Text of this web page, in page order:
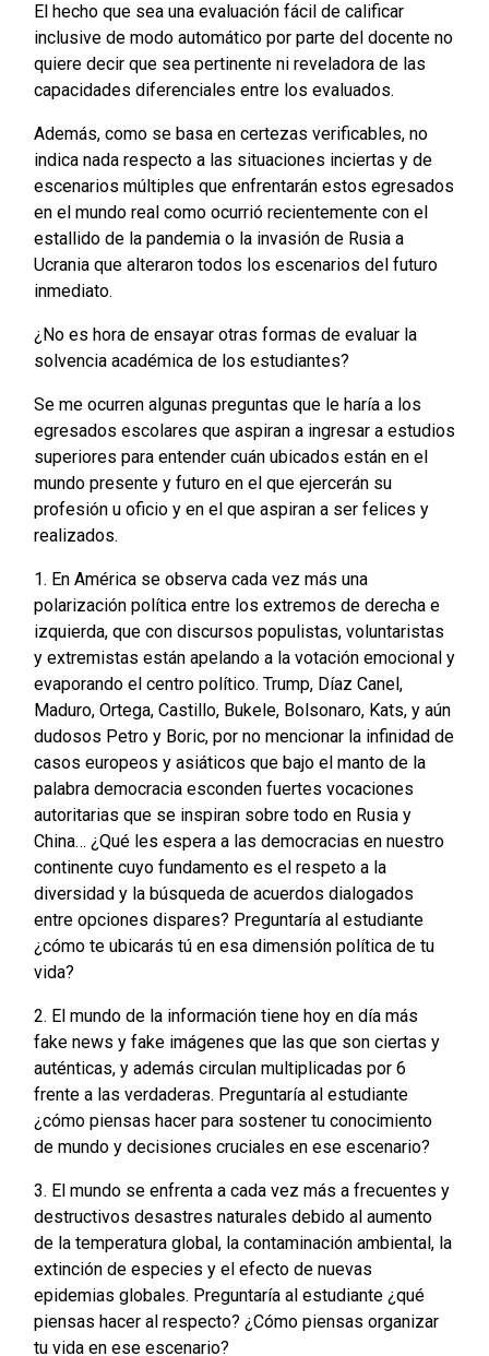
El hecho que sea una evaluación fácil de calificar
inclusive de modo automático por parte del docente no
quiere decir que sea pertinente ni reveladora de las
capacidades diferenciales entre los evaluados.
Además, como se basa en certezas verificables, no
indica nada respecto a las situaciones inciertas y de
escenarios múltiples que enfrentarán estos egresados
en el mundo real como ocurrió recientemente con el
estallido de la pandemia o la invasión de Rusia a
Ucrania que alteraron todos los escenarios del futuro
inmediato.
¿No es hora de ensayar otras formas de evaluar la
solvencia académica de los estudiantes?
Se me ocurren algunas preguntas que le haría a los
egresados escolares que aspiran a ingresar a estudios
superiores para entender cuán ubicados están en el
mundo presente y futuro en el que ejercerán su
profesión u oficio y en el que aspiran a ser felices y
realizados.
1. En América se observa cada vez más una
polarización política entre los extremos de derecha e
izquierda, que con discursos populistas, voluntaristas
y extremistas están apelando a la votación emocional y
evaporando el centro político. Trump, Díaz Canel,
Maduro, Ortega, Castillo, Bukele, Bolsonaro, Kats, y aún
dudosos Petro y Boric, por no mencionar la infinidad de
casos europeos y asiáticos que bajo el manto de la
palabra democracia esconden fuertes vocaciones
autoritarias que se inspiran sobre todo en Rusia y
China… ¿Qué les espera a las democracias en nuestro
continente cuyo fundamento es el respeto a la
diversidad y la búsqueda de acuerdos dialogados
entre opciones dispares? Preguntaría al estudiante
¿cómo te ubicarás tú en esa dimensión política de tu
vida?
2. El mundo de la información tiene hoy en día más
fake news y fake imágenes que las que son ciertas y
auténticas, y además circulan multiplicadas por 6
frente a las verdaderas. Preguntaría al estudiante
¿cómo piensas hacer para sostener tu conocimiento
de mundo y decisiones cruciales en ese escenario?
3. El mundo se enfrenta a cada vez más a frecuentes y
destructivos desastres naturales debido al aumento
de la temperatura global, la contaminación ambiental, la
extinción de especies y el efecto de nuevas
epidemias globales. Preguntaría al estudiante ¿qué
piensas hacer al respecto? ¿Cómo piensas organizar
tu vida en ese escenario?